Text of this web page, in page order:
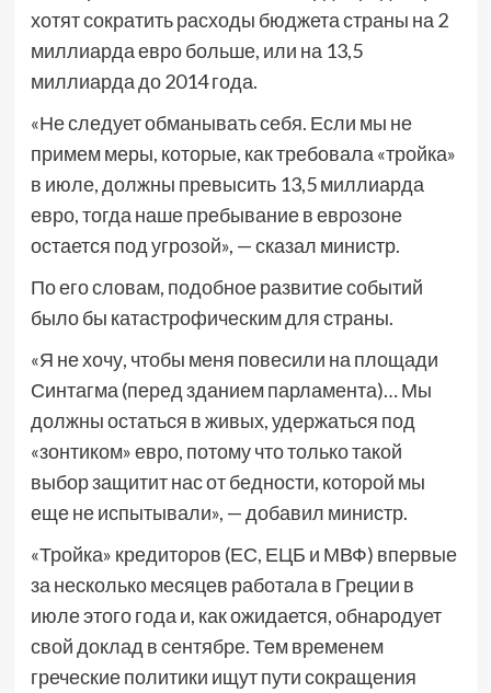
хотят сократить расходы бюджета страны на 2
миллиарда евро больше, или на 13,5
миллиарда до 2014 года.
«Не следует обманывать себя. Если мы не
примем меры, которые, как требовала «тройка»
в июле, должны превысить 13,5 миллиарда
евро, тогда наше пребывание в еврозоне
остается под угрозой», — сказал министр.
По его словам, подобное развитие событий
было бы катастрофическим для страны.
«Я не хочу, чтобы меня повесили на площади
Синтагма (перед зданием парламента)… Мы
должны остаться в живых, удержаться под
«зонтиком» евро, потому что только такой
выбор защитит нас от бедности, которой мы
еще не испытывали», — добавил министр.
«Тройка» кредиторов (ЕС, ЕЦБ и МВФ) впервые
за несколько месяцев работала в Греции в
июле этого года и, как ожидается, обнародует
свой доклад в сентябре. Тем временем
греческие политики ищут пути сокращения